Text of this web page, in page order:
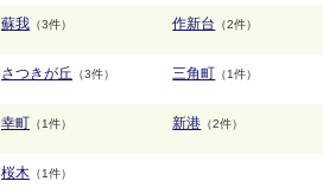
蘇我 （3件） 作新台 （2件）
さつきが丘 （3件） 三角町 （1件）
幸町 （1件） 新港 （2件）
桜木 （1件）